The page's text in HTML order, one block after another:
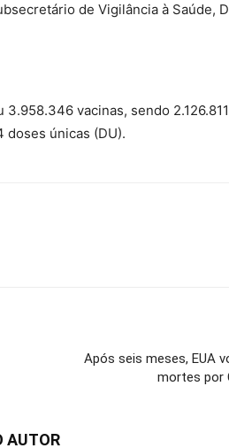
de Vigilância à Saúde,
vacinas, sendo
doses únicas (DU).
Após seis meses, EUA
mortes por
AUTOR